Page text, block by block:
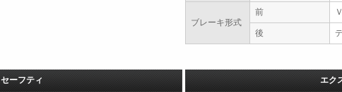
ブレーキ形式
前
後
セーフティ エク